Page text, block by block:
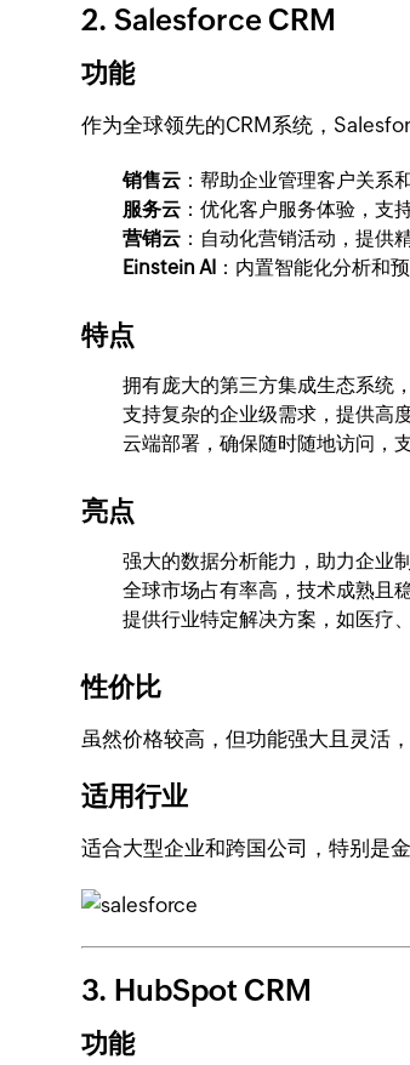
2. Salesforce CRM
功能
作为全球领先的CRM系统，
销售云 ：帮助企业管理客户关系
服务云 ：优化客户服务体验，支
营销云 ：自动化营销活动，提供
Einstein AI ：内置智能化分析和
特点
拥有庞大的第三方集成生态系统
支持复杂的企业级需求，提供高
云端部署，确保随时随地访问，
亮点
强大的数据分析能力，助力企业
全球市场占有率高，技术成熟且
提供行业特定解决方案，如医疗
性价比
虽然价格较高，但功能强大且灵活
适用行业
适合大型企业和跨国公司，特别是
3. HubSpot CRM
功能